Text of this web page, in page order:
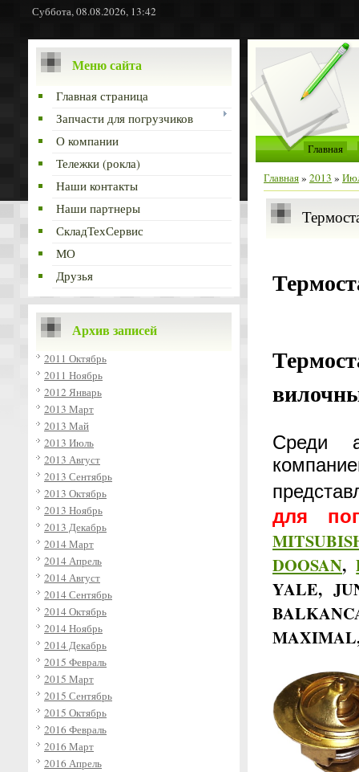
Суббота, 08.08.2026, 13:42
Меню сайта
Главная страница
Запчасти для погрузчиков
О компании
Тележки (рокла)
Наши контакты
Наши партнеры
СкладТехСервис
МО
Друзья
Архив записей
2011 Октябрь
2011 Ноябрь
2012 Январь
2013 Март
2013 Май
2013 Июль
2013 Август
2013 Сентябрь
2013 Октябрь
2013 Ноябрь
2013 Декабрь
2014 Март
2014 Апрель
2014 Август
2014 Сентябрь
2014 Октябрь
2014 Ноябрь
2014 Декабрь
2015 Февраль
2015 Март
2015 Сентябрь
2015 Октябрь
2016 Февраль
2016 Март
2016 Апрель
Главная
Главная» 2013 »
Среди
для
DOOSAN,
YALE,